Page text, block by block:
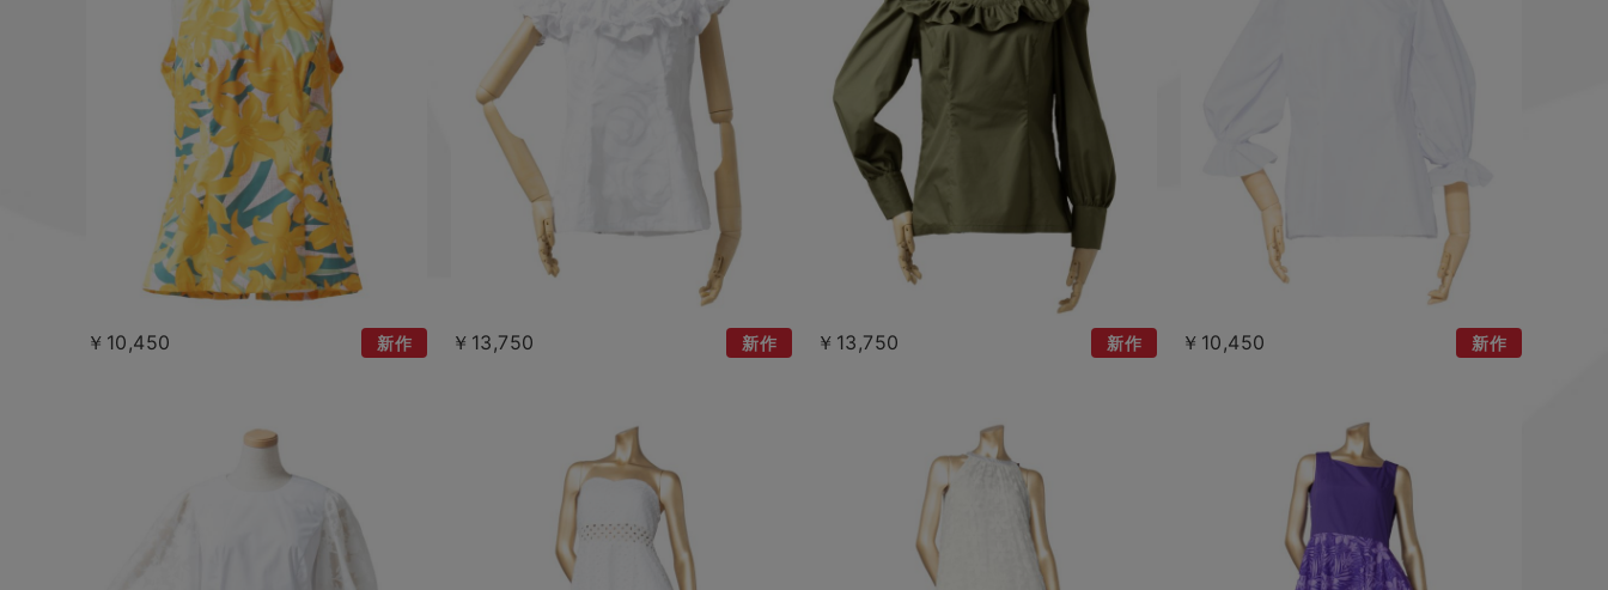
￥10,450 新作 ￥13,750 新作 ￥13,750 新作 ￥10,450 新作